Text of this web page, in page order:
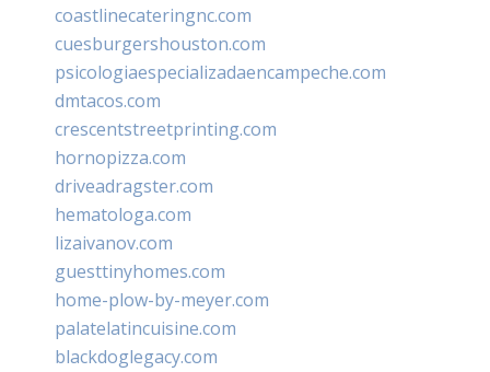
coastlinecateringnc.com
cuesburgershouston.com
psicologiaespecializadaencampeche.com
dmtacos.com
crescentstreetprinting.com
hornopizza.com
driveadragster.com
hematologa.com
lizaivanov.com
guesttinyhomes.com
home-plow-by-meyer.com
palatelatincuisine.com
blackdoglegacy.com